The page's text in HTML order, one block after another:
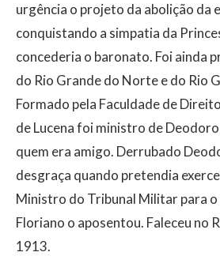
urgência o projeto da abolição da
conquistando a simpatia da
concederia o baronato. Foi ainda
do Rio Grande do Norte e do Rio
Formado pela Faculdade de
de Lucena foi ministro de Deodoro
quem era amigo. Derrubado
desgraça quando pretendia
Ministro do Tribunal Militar para
Floriano o aposentou. Faleceu no
1913.